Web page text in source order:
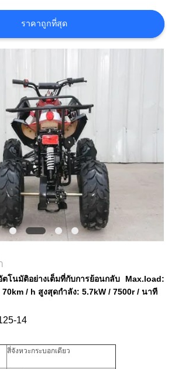
ราคาถูกที่สุด
โนมัติอย่างเต็มที่กับการย้อนกลับ Max.load:
/ h สูงสุดกำลัง: 5.7kW / 7500r / นาที
14
สี่จังหวะกระบอกเดียว